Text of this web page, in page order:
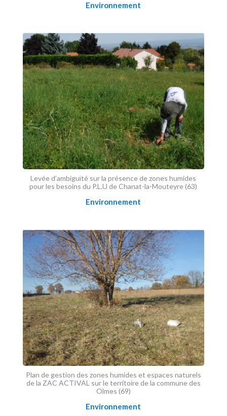
Environnement
Levée d’ambiguïté sur la présence de zones humides
pour les besoins du P.L.U de Chanat-la-Mouteyre (63)
Environnement
Plan de gestion des zones humides et espaces naturels
de la ZAC ACTIVAL sur le territoire de la commune des
Olmes (69)
Environnement